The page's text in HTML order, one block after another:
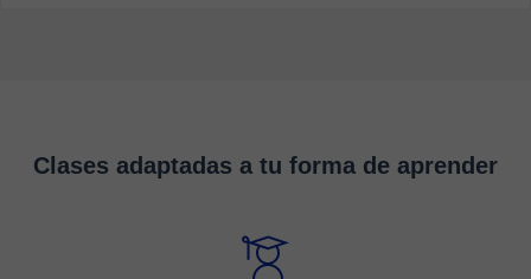
Clases adaptadas a tu forma de aprender